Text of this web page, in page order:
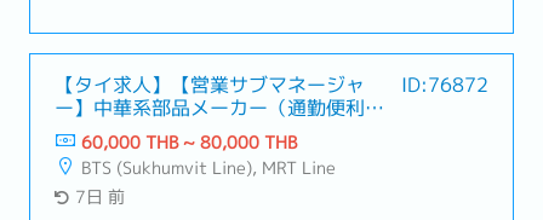
へのサービス導入提案・業務改善やシステム化改善のパ
ッケージ提案・顧客の抱える問題やご要望をヒアリン
グ、最適な解決策を提案・顧客の目的を最大化するた
め、コスト・運用のバランスを考えた提案・顧客の多く
は製造業のため工業団地へ訪問（アユタヤ周辺、サムッ
トプラカーン、アマタナコンなど）・訪問時はドライバ
ー付き社用車を利用
【タイ求人】【営業サブマネージャ
ー】中華系部品メーカー（通勤便利・
キャリアパス豊富）
ID:76872
60,000 THB ~ 80,000 THB
BTS (Sukhumvit Line), MRT Line
7日 前